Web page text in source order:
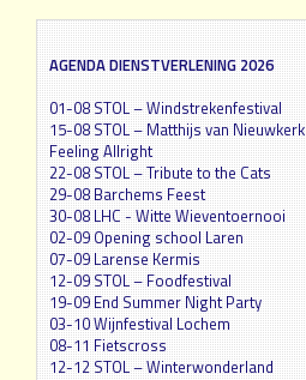
AGENDA DIENSTVERLENING 2026
01-08 STOL – Windstrekenfestival
15-08 STOL – Matthijs van Nieuwkerk
Feeling Allright
22-08 STOL – Tribute to the Cats
29-08 Barchems Feest
30-08 LHC - Witte Wieventoernooi
02-09 Opening school Laren
07-09 Larense Kermis
12-09 STOL – Foodfestival
19-09 End Summer Night Party
03-10 Wijnfestival Lochem
08-11 Fietscross
12-12 STOL – Winterwonderland